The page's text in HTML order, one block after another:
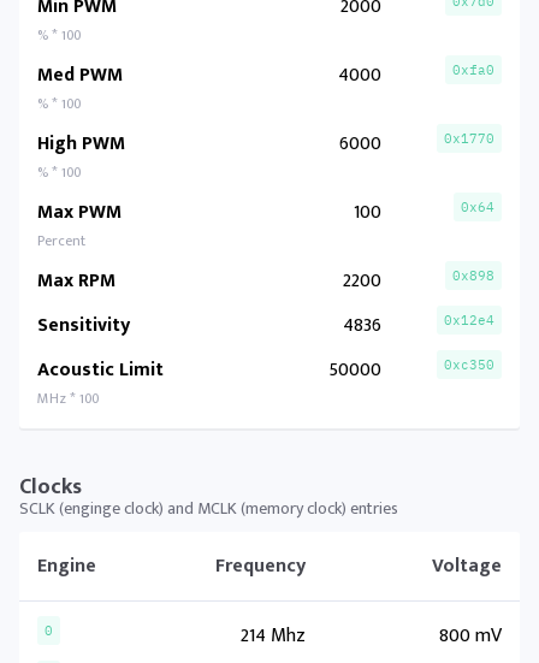
Min PWM
% * 100
2000
Med PWM
% * 100
4000 0xfa0
High PWM
% * 100
6000 0x1770
Max PWM
Percent
100 0x64
Max RPM 2200 0x898
Sensitivity 4836 0x12e4
Acoustic Limit
MHz * 100
50000 0xc350
Clocks
SCLK (enginge clock) and MCLK (memory clock) entries
Engine Frequency Voltage
0 214 Mhz 800 mV